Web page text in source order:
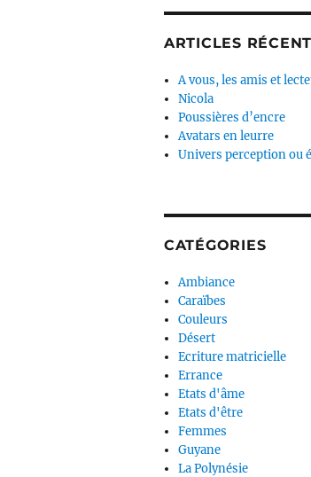
ARTICLES
A vous, les amis et
Nicola
Poussières d’encre
Avatars en leurre
Univers perception ou
CATÉGORIES
Ambiance
Caraïbes
Couleurs
Désert
Ecriture matricielle
Errance
Etats d'âme
Etats d'être
Femmes
Guyane
La Polynésie